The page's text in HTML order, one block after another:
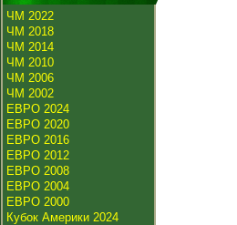
ЧМ 2022
ЧМ 2018
ЧМ 2014
ЧМ 2010
ЧМ 2006
ЧМ 2002
ЕВРО 2024
ЕВРО 2020
ЕВРО 2016
ЕВРО 2012
ЕВРО 2008
ЕВРО 2004
ЕВРО 2000
Кубок Америки 2024